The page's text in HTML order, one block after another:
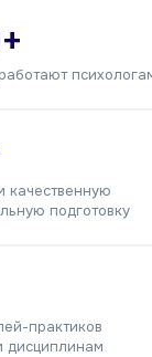
качественную
подготовку
практиков
дисциплинам